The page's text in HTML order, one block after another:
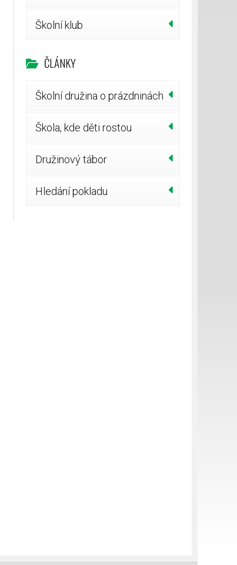
Školní klub
ČLÁNKY
Školní družina o prázdninách
Škola, kde děti rostou
Družinový tábor
Hledání pokladu